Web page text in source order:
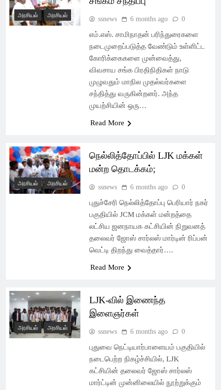
அரசியல் அரசியல்
ssnews 6 months ago 0
எம்.எஸ். சாமிநாதன் பரிந்துரைகளை
நடைமுறைப்படுத்த வேண்டும் உள்ளிட்ட
கோரிக்கைகளை முன்வைத்து,
விவசாய சங்க பிரதிநிதிகள் நாடு
முழுவதும் மாநில முதல்வர்களை
சந்தித்து வருகின்றனர். அந்த
முயற்சியின் ஒரு…
Read More
அரசியல் அரசியல்
நெல்லித்தோப்பில் LJK மக்கள்
மன்ற தொடக்கம்;
ssnews 6 months ago 0
புதுச்சேரி நெல்லித்தோப்பு பெரியார் நகர்
பகுதியில் JCM மக்கள் மன்றத்தை
லட்சிய ஜனநாயக கட்சியின் நிறுவனத்
தலைவர் ஜோஸ் சார்லஸ் மார்டின் ரிப்பன்
வெட்டி திறந்து வைத்தார்….
Read More
அரசியல் அரசியல்
LJK-வில் இணைந்த
இளைஞர்கள்
ssnews 6 months ago 0
புதுவை நெட்டியார்பாளையம் பகுதியில்
நடைபெற்ற நிகழ்ச்சியில், LJK
கட்சியின் தலைவர் ஜோஸ் சார்லஸ்
மார்ட்டின் முன்னிலையில் நூற்றுக்கும்